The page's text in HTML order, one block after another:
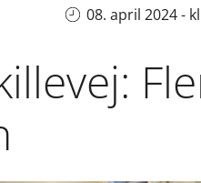
08. april 2024 -